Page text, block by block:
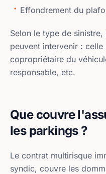
Effondrement du
Selon le type de sinistre,
peuvent intervenir :
copropriétaire du
responsable, etc.
Que couvre
les parkings ?
Le contrat multirisque
syndic, couvre les